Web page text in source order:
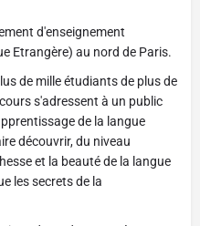
d'enseignement
Etrangère) au nord de Paris.
de mille étudiants de plus de
s'adressent à un public
de la langue
découvrir, du niveau
et la beauté de la langue
les secrets de la